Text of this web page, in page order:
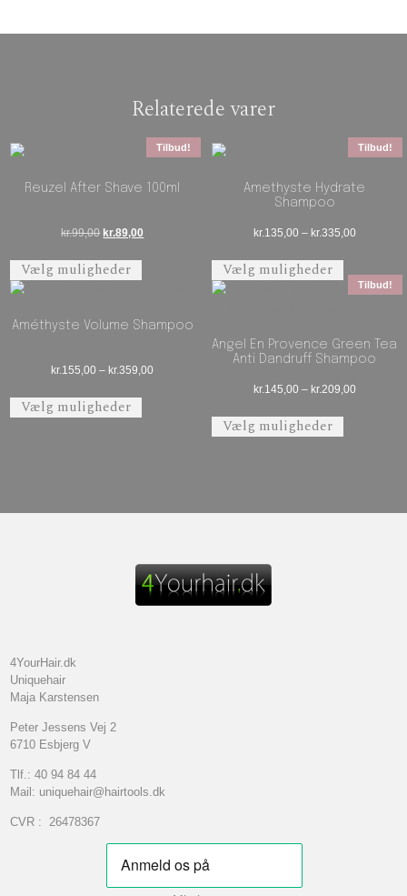
Relaterede varer
Tilbud!
Reuzel After Shave 100ml
kr.99,00 Den oprindelige pris var: kr.99,00.
kr.89,00 Den aktuelle pris er: kr.89,00.
Vælg muligheder
Tilbud!
Amethyste Hydrate
Shampoo
kr.135,00 – kr.335,00
Vælg muligheder
Améthyste Volume Shampoo
kr. 155,00 – kr.359,00
Vælg muligheder
Dette vare har flere varianter. Mulighederne
Tilbud!
Angel En Provence Green Tea
Anti Dandruff Shampoo
kr. 145,00 – kr. 209,00
Vælg muligheder
4YourHair.dk
Uniquehair
Maja Karstensen
Peter Jessens Vej 2
6710 Esbjerg V
Tlf.: 40 94 84 44
Mail: uniquehair@hairtools.dk
CVR : 26478367